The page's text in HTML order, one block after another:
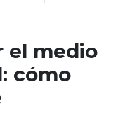
el medio
cómo